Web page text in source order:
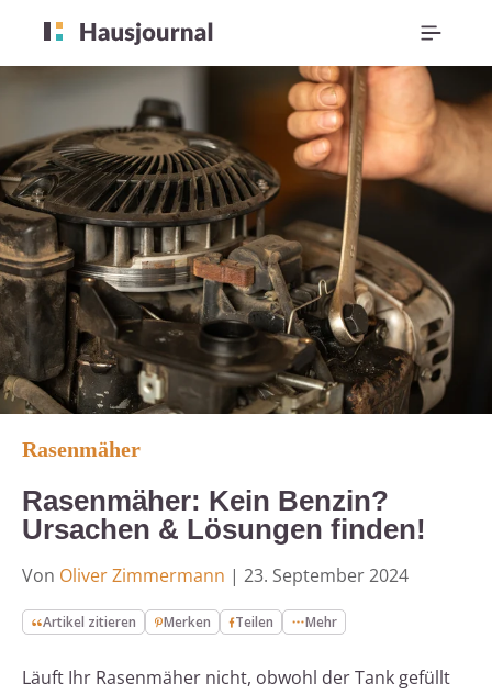
Rasenmäher
Rasenmäher: Kein Benzin?
Ursachen & Lösungen finden!
Von Oliver Zimmermann | 23. September 2024
Artikel zitieren Merken Teilen Mehr
Läuft Ihr Rasenmäher nicht, obwohl der Tank gefüllt